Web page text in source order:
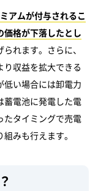
アムが付与されるこ
価格が下落したとし
られます。さらに、
収益を拡大できる
低い場合には卸電力
蓄電池に発電した電
たタイミングで売電
みも行えます。